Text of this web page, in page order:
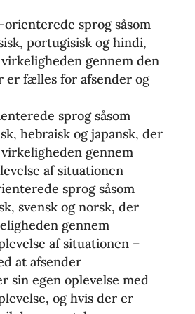
sprog såsom
portugisisk og hindi,
gennem den
er fælles for afsender og
sprog såsom
hebraisk og japansk, der
gennem
af situationen
sprog såsom
svensk og norsk, der
gennem
af situationen –
at afsender
sin egen oplevelse med
og hvis der er